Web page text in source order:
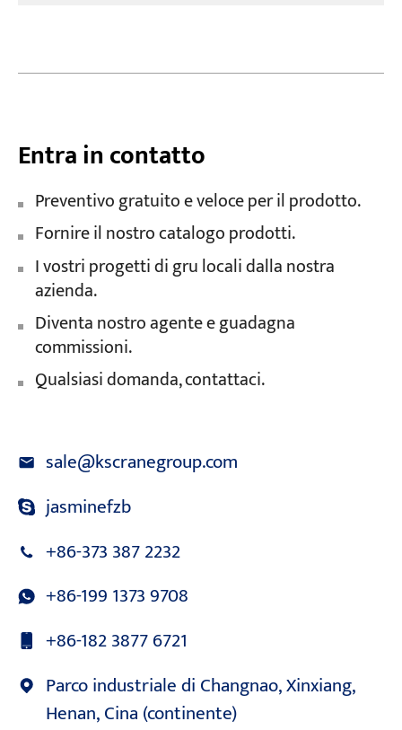
Entra in contatto
Preventivo gratuito e veloce per il prodotto.
Fornire il nostro catalogo prodotti.
I vostri progetti di gru locali dalla nostra
azienda.
Diventa nostro agente e guadagna
commissioni.
Qualsiasi domanda, contattaci.
sale@kscranegroup.com
jasminefzb
+86-373 387 2232
+86-199 1373 9708
+86-182 3877 6721
Parco industriale di Changnao, Xinxiang,
Henan, Cina (continente)